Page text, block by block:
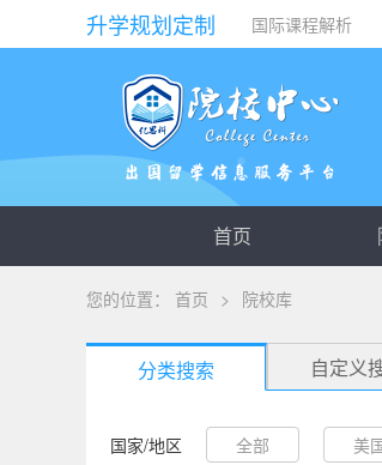
升学规划定制 国际课程解析
首页
您的位置： 首页 > 院校库
分类搜索 自定义
国家/地区 全部 美